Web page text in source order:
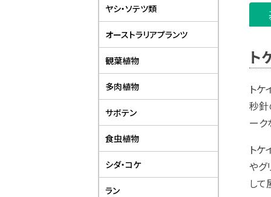
ト
ト
秒針
ーク
トケ
やグ
し
ヤシ・ソテツ類
オーストラリアプランツ
観葉植物
多肉植物
サボテン
食虫植物
シダ・コケ
ラン